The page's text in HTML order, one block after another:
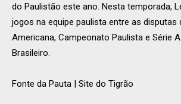
do Paulistão este ano. Nesta temporada,
jogos na equipe paulista entre as disputas
Americana, Campeonato Paulista e Série
Brasileiro.
Fonte da Pauta | Site do Tigrão